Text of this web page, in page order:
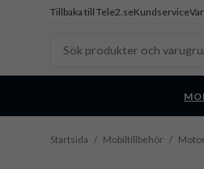
Tillbaka till Tele2.seKundservice
Startsida / Mobiltillbehör /